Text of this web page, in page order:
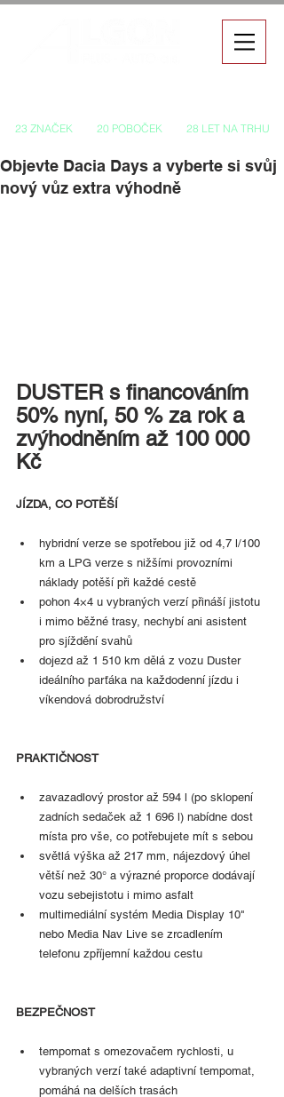
23 ZNAČEK 20 POBOČEK 28 LET NA TRHU
Objevte Dacia Days a vyberte si svůj
nový vůz extra výhodně
DUSTER s financováním
50% nyní, 50 % za rok a
zvýhodněním až 100 000
Kč
JÍZDA, CO POTĚŠÍ
hybridní verze se spotřebou již od 4,7 l/100
km a LPG verze s nižšími provozními
náklady potěší při každé cestě
pohon 4×4 u vybraných verzí přináší jistotu
i mimo běžné trasy, nechybí ani asistent
pro sjíždění svahů
dojezd až 1 510 km dělá z vozu Duster
ideálního parťáka na každodenní jízdu i
víkendová dobrodružství
PRAKTIČNOST
zavazadlový prostor až 594 l (po sklopení
zadních sedaček až 1 696 l) nabídne dost
místa pro vše, co potřebujete mít s sebou
světlá výška až 217 mm, nájezdový úhel
větší než 30° a výrazné proporce dodávají
vozu sebejistotu i mimo asfalt
multimediální systém Media Display 10"
nebo Media Nav Live se zrcadlením
telefonu zpříjemní každou cestu
BEZPEČNOST
tempomat s omezovačem rychlosti, u
vybraných verzí také adaptivní tempomat,
pomáhá na delších trasách